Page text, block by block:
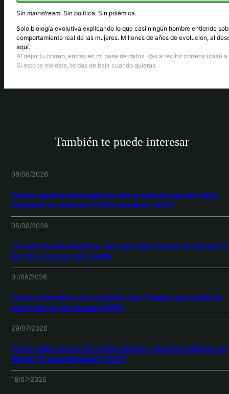
Sin mainstream. Sin política. Sin polémica.
Solo biología evolutiva explicando lo que casi ningún hombre entiende
comportamiento real de las mujeres. Millones de años de evolución, al
aquí.
Al dejar tu correo, entras en mi base de datos. Vas a recibir correos (casi)
Si esto te molesta, te das de baja cuando quieras.
También te puede interesar
08/08/2026
Cómo superar una ruptura: los 5 errores que he visto
repetirse en más de 2.500 hombres (447)
05/08/2026
La ciencia del atractivo: por qué ellas tienen el mando a
los 25 y tú a los 45. (446)
01/08/2026
Cómo entender a las mujeres: las 7 ideas que explican
casi todo lo que hacen (445)
29/07/2026
Cómo dejar de ser el «chico bueno» que las mujeres no
eligen (5 coordenadas) (444)
18/07/2026